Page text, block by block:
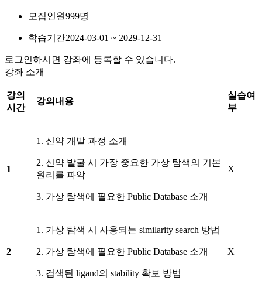
모집인원999명
학습기간2024-03-01 ~ 2029-12-31
로그인하시면 강좌에 등록할 수 있습니다.
강좌 소개
강의
시간
강의내용
실습여
부
1
1. 신약 개발 과정 소개
2. 신약 발굴 시 가장 중요한 가상 탐색의 기본
원리를 파악
3. 가상 탐색에 필요한 Public Database 소개
X
2
1. 가상 탐색 시 사용되는 similarity search 방법
2. 가상 탐색에 필요한 Public Database 소개
3. 검색된 ligand의 stability 확보 방법
X